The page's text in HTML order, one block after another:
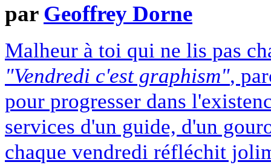
par Geoffrey Dorne
Malheur à toi qui ne lis pas
"Vendredi c'est graphism",
pour progresser dans
services d'un guide, d'un
chaque vendredi réfléchit